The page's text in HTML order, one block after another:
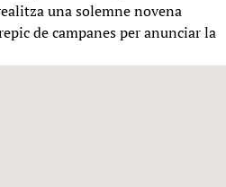
una solemne novena
de campanes per anunciar la